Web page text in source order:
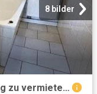
8 bilder
3 Raum Wohnung in Schwarzenberg zu vermieten. Auf Wunsch mit Einbauküche!